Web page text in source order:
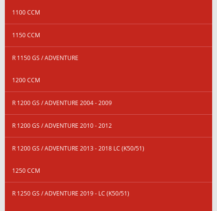
1100 CCM
1150 CCM
R 1150 GS / ADVENTURE
1200 CCM
R 1200 GS / ADVENTURE 2004 - 2009
R 1200 GS / ADVENTURE 2010 - 2012
R 1200 GS / ADVENTURE 2013 - 2018 LC (K50/51)
1250 CCM
R 1250 GS / ADVENTURE 2019 - LC (K50/51)